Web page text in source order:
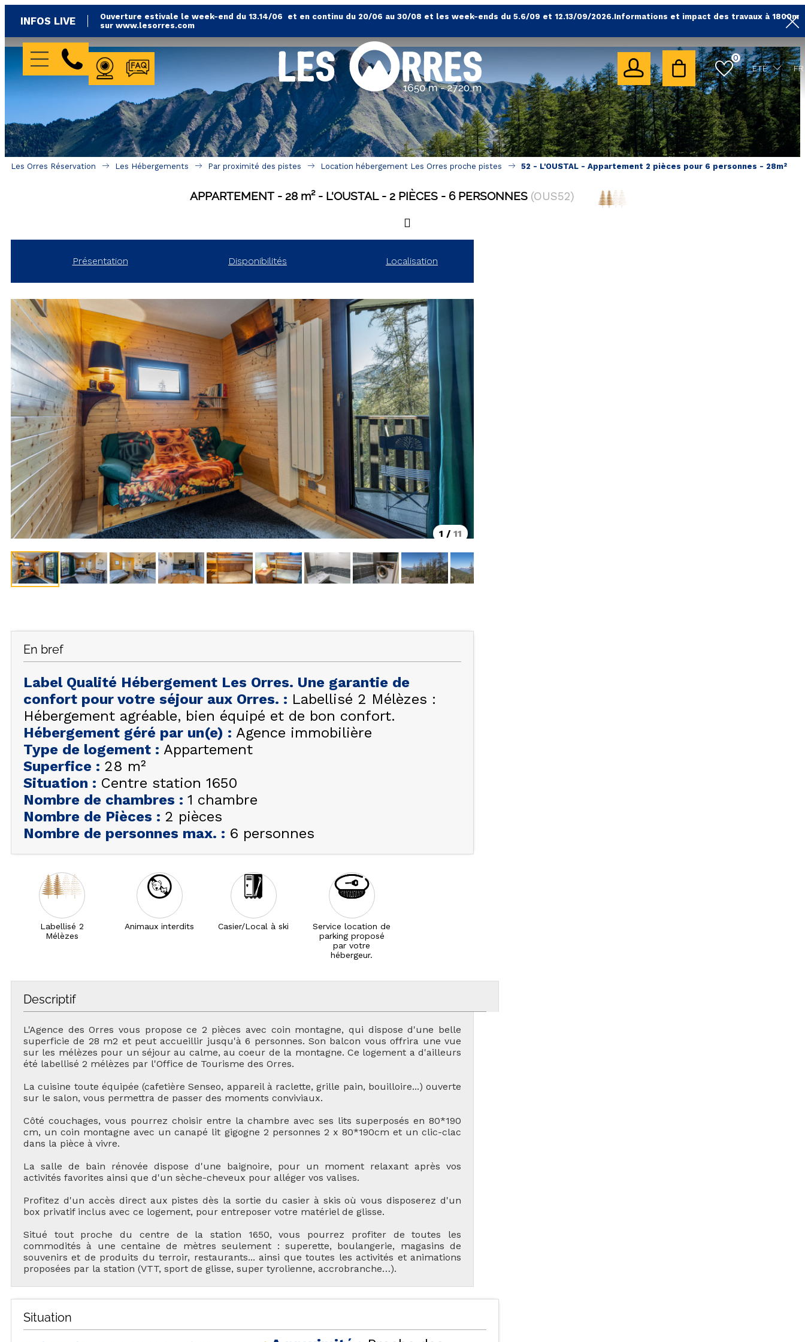
INFOS LIVE
Ouverture estivale le week-end du 13.14/06 et en continu du 20/06 au 30/08 et les week-ends du 5.6/09 et 12.13/09/2026.Informations et impact des travaux à 1800m
sur www.lesorres.com
WEBCAMS
FAQ
0
ÉTÉ
FR
HÉBERGEMENTS
HÉBERGEMENTS AVEC
Les Orres Réservation Les Hébergements Par proximité des pistes Location hébergement Les Orres proche pistes 52 - L'OUSTAL - Appartement 2 pièces pour 6 personnes - 28m²
APPARTEMENT 28 m² L'OUSTAL 2 PIÈCES 6 PERSONNES (OUS52)
Présentation Disponibilités Localisation
1 / 11
En bref
Label Qualité Hébergement Les Orres. Une garantie de
confort pour votre séjour aux Orres. : Labellisé 2 Mélèzes :
Hébergement agréable, bien équipé et de bon confort.
Hébergement géré par un(e) : Agence immobilière
Type de logement : Appartement
Superfice : 28 m²
Situation : Centre station 1650
Nombre de chambres : 1 chambre
Nombre de Pièces : 2 pièces
Nombre de personnes max. : 6 personnes
Labellisé 2
Mélèzes
Animaux interdits Casier/Local à ski
Service location de
parking proposé
par votre
hébergeur.
Descriptif
L'Agence des Orres vous propose ce 2 pièces avec coin montagne, qui dispose d'une belle
superficie de 28 m2 et peut accueillir jusqu'à 6 personnes. Son balcon vous offrira une vue
sur les mélèzes pour un séjour au calme, au coeur de la montagne. Ce logement a d'ailleurs
été labellisé 2 mélèzes par l'Office de Tourisme des Orres.
La cuisine toute équipée (cafetière Senseo, appareil à raclette, grille pain, bouilloire...) ouverte
sur le salon, vous permettra de passer des moments conviviaux.
Côté couchages, vous pourrez choisir entre la chambre avec ses lits superposés en 80*190
cm, un coin montagne avec un canapé lit gigogne 2 personnes 2 x 80*190cm et un clic-clac
dans la pièce à vivre.
La salle de bain rénovée dispose d'une baignoire, pour un moment relaxant après vos
activités favorites ainsi que d'un sèche-cheveux pour alléger vos valises.
Profitez d'un accès direct aux pistes dès la sortie du casier à skis où vous disposerez d'un
box privatif inclus avec ce logement, pour entreposer votre matériel de glisse.
Situé tout proche du centre de la station 1650, vous pourrez profiter de toutes les
commodités à une centaine de mètres seulement : superette, boulangerie, magasins de
souvenirs et de produits du terroir, restaurants... ainsi que toutes les activités et animations
proposées par la station (VTT, sport de glisse, super tyrolienne, accrobranche…).
Situation